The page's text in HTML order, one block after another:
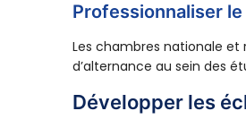
Professionnaliser
Les chambres nationale et
d’alternance au sein des
Développer les